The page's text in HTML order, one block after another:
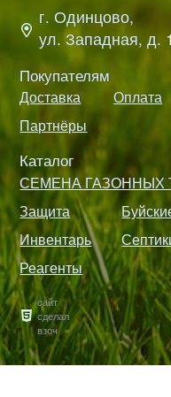
г. Одинцово,
ул. Западная, д.
Покупателям
Доставка Оплата
Партнёры
Каталог
СЕМЕНА ГАЗОННЫХ
Защита
Инвентарь
Реагенты
сайт
сделал
взоч